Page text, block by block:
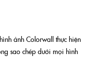
ảnh Colorwall thực hiện
sao chép dưới mọi hình